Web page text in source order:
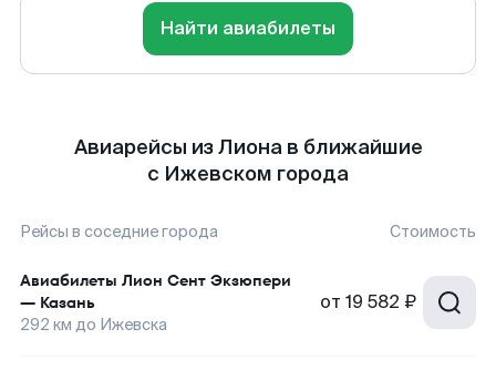
Найти авиабилеты
Авиарейсы из Лиона в ближайшие
с Ижевском города
Рейсы в соседние города Стоимость
Авиабилеты Лион Сент Экзюпери
— Казань
292 км до Ижевска
от 19 582 ₽